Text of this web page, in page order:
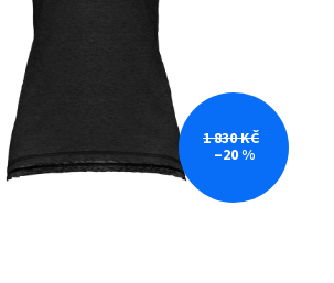
1 830 KČ
–20 %